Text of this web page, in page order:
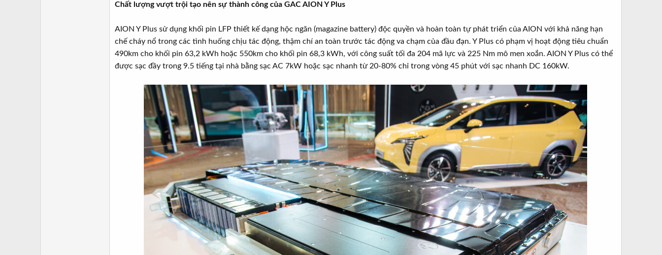
Chất lượng vượt trội tạo nên sự thành công của GAC AION Y Plus
AION Y Plus sử dụng khối pin LFP thiết kế dạng hộc ngăn (magazine battery) độc quyền và hoàn toàn tự phát triển của AION với khả năng hạn
chế cháy nổ trong các tình huống chịu tác động, thậm chí an toàn trước tác động va chạm của đầu đạn. Y Plus có phạm vị hoạt động tiêu chuẩn
490km cho khối pin 63,2 kWh hoặc 550km cho khối pin 68,3 kWh, với công suất tối đa 204 mã lực và 225 Nm mô men xoắn. AION Y Plus có thể
được sạc đầy trong 9.5 tiếng tại nhà bằng sạc AC 7kW hoặc sạc nhanh từ 20-80% chỉ trong vòng 45 phút với sạc nhanh DC 160kW.